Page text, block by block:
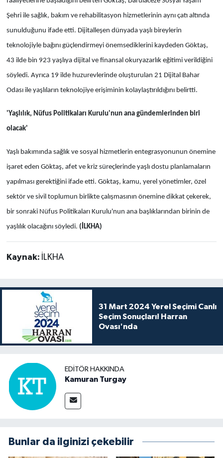
Şehri ile sağlık, bakım ve rehabilitasyon hizmetlerinin aynı çatı altında
sunulduğunu ifade etti. Dijitalleşen dünyada yaşlı bireylerin
teknolojiyle bağını güçlendirmeyi önemsediklerini kaydeden Göktaş,
43 ilde bin 923 yaşlıya dijital ve finansal okuryazarlık eğitimi verildiğini
söyledi. Ayrıca 19 ilde huzurevlerinde oluşturulan 21 Dijital Bahar
Odası ile yaşlıların teknolojiye erişiminin kolaylaştırıldığını belirtti.
'Yaşlılık, Nüfus Politikaları Kurulu'nun ana gündemlerinden biri
olacak'
Yaşlı bakımında sağlık ve sosyal hizmetlerin entegrasyonunun önemine
işaret eden Göktaş, afet ve kriz süreçlerinde yaşlı dostu planlamaların
yapılması gerektiğini ifade etti. Göktaş, kamu, yerel yönetimler, özel
sektör ve sivil toplumun birlikte çalışmasının önemine dikkat çekerek,
bir sonraki Nüfus Politikaları Kurulu'nun ana başlıklarından birinin de
yaşlılık olacağını söyledi. (İLKHA)
Kaynak: İLKHA
31 Mart 2024 Yerel Seçimi Canlı
Seçim Sonuçları! Harran
Ovası'nda
EDITÖR HAKKINDA
Kamuran Turgay
Bunlar da ilginizi çekebilir